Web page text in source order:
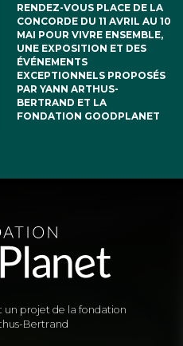
RENDEZ-VOUS PLACE DE LA
CONCORDE DU 11 AVRIL AU 10
MAI POUR VIVRE ENSEMBLE,
UNE EXPOSITION ET DES
ÉVÉNEMENTS
EXCEPTIONNELS PROPOSÉS
PAR YANN ARTHUS-
BERTRAND ET LA
FONDATION GOODPLANET
un projet de la fondation
Bertrand